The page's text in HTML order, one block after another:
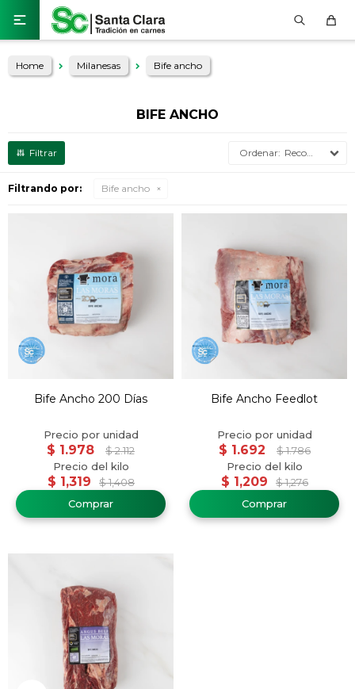

Home Milanesas Bife ancho
BIFE ANCHO
Recomendados
Filtrando por: Bife ancho
Bife Ancho 200 Días
$ 1,319 $ 1,408
$ 1.978 $ 2.112
Bife Ancho Feedlot
$ 1,209 $ 1,276
$ 1.692 $ 1.786